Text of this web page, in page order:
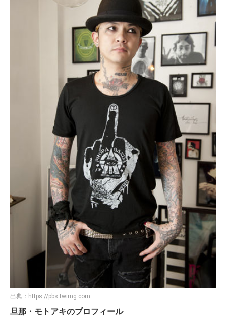
出典： https://pbs.twimg.com
旦那・モトアキのプロフィール